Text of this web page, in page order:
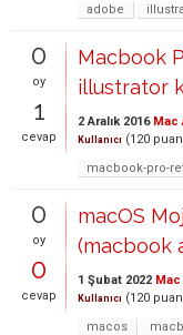
adobe
0
oy
1
cevap
Macbook
illustrator
2 Aralık 2016 Mac
Kullanıcı (120
macbook-pro-
0
oy
0
cevap
macOS
(macbook
1 Şubat 2022
Kullanıcı (120
macos